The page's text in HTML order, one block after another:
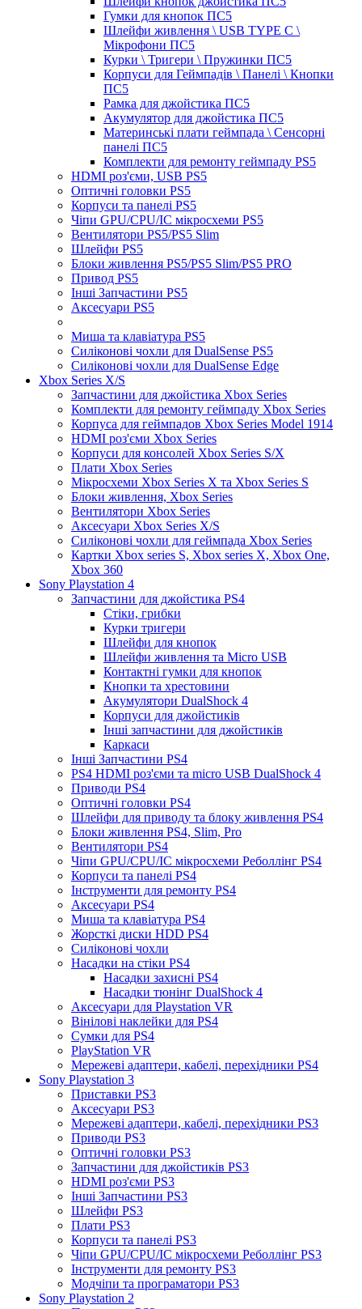
Гумки для кнопок ПС5
Шлейфи живлення \ USB TYPE C \
Мікрофони ПС5
Курки \ Тригери \ Пружинки ПС5
Корпуси для Геймпадів \ Панелі \ Кнопки
ПС5
Рамка для джойстика ПС5
Акумулятор для джойстика ПС5
Материнські плати геймпада \ Сенсорні
панелі ПС5
Комплекти для ремонту геймпаду PS5
HDMI роз'єми, USB PS5
Оптичні головки PS5
Корпуси та панелі PS5
Чіпи GPU/CPU/IC мікросхеми PS5
Вентилятори PS5/PS5 Slim
Шлейфи PS5
Блоки живлення PS5/PS5 Slim/PS5 PRO
Привод PS5
Інші Запчастини PS5
Аксесуари PS5
Миша та клавіатура PS5
Силіконові чохли для DualSense PS5
Силіконові чохли для DualSense Edge
Xbox Series X/S
Запчастини для джойстика Xbox Series
Комплекти для ремонту геймпаду Xbox Series
Корпуса для геймпадов Xbox Series Model 1914
HDMI роз'єми Xbox Series
Корпуси для консолей Xbox Series S/X
Плати Xbox Series
Мікросхеми Xbox Series X та Xbox Series S
Блоки живлення, Xbox Series
Вентилятори Xbox Series
Аксесуари Xbox Series X/S
Силіконові чохли для геймпада Xbox Series
Картки Xbox series S, Xbox series X, Xbox One,
Xbox 360
Sony Playstation 4
Запчастини для джойстика PS4
Стіки, грибки
Курки тригери
Шлейфи для кнопок
Шлейфи живлення та Micro USB
Контактні гумки для кнопок
Кнопки та хрестовини
Акумулятори DualShock 4
Корпуси для джойстиків
Інші запчастини для джойстиків
Каркаси
Інші Запчастини PS4
PS4 HDMI роз'єми та micro USB DualShock 4
Приводи PS4
Оптичні головки PS4
Шлейфи для приводу та блоку живлення PS4
Блоки живлення PS4, Slim, Pro
Вентилятори PS4
Чіпи GPU/CPU/IC мікросхеми Реболлінг PS4
Корпуси та панелі PS4
Інструменти для ремонту PS4
Аксесуари PS4
Миша та клавіатура PS4
Жорсткі диски HDD PS4
Силіконові чохли
Насадки на стіки PS4
Насадки захисні PS4
Насадки тюнінг DualShock 4
Аксесуари для Playstation VR
Вінілові наклейки для PS4
Сумки для PS4
PlayStation VR
Мережеві адаптери, кабелі, перехідники PS4
Sony Playstation 3
Приставки PS3
Аксесуари PS3
Мережеві адаптери, кабелі, перехідники PS3
Приводи PS3
Оптичні головки PS3
Запчастини для джойстиків PS3
HDMI роз'єми PS3
Інші Запчастини PS3
Шлейфи PS3
Плати PS3
Корпуси та панелі PS3
Чіпи GPU/CPU/IC мікросхеми Реболлінг PS3
Інструменти для ремонту PS3
Модчіпи та програматори PS3
Sony Playstation 2